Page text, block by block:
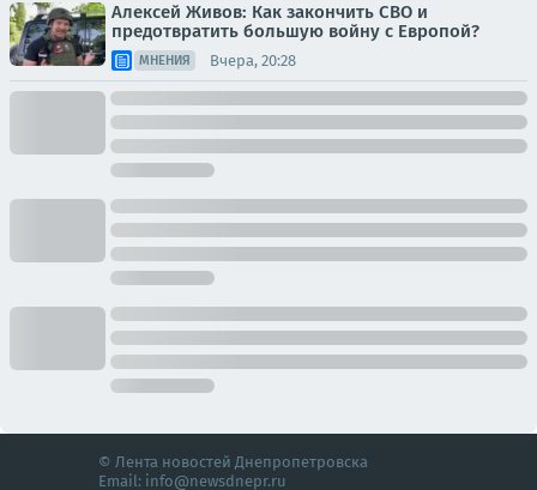
Алексей Живов: Как закончить СВО и
предотвратить большую войну с Европой?
МНЕНИЯ Вчера, 20:28
© Лента новостей Днепропетровска
Email: info@newsdnepr.ru